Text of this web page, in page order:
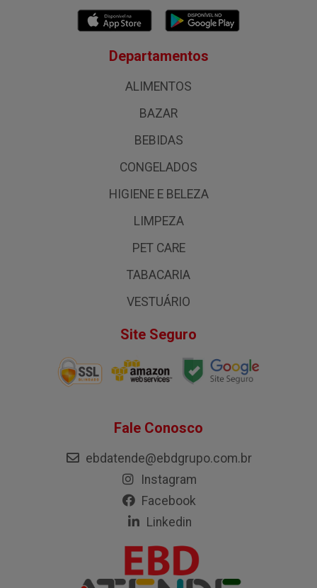
Departamentos
ALIMENTOS
BAZAR
BEBIDAS
CONGELADOS
HIGIENE E BELEZA
LIMPEZA
PET CARE
TABACARIA
VESTUÁRIO
Site Seguro
Fale Conosco
ebdatende@ebdgrupo.com.br
Instagram
Facebook
Linkedin